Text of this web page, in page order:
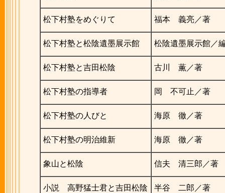
松下村塾をめぐりて 福本 義亮／著
松下村塾と松陰遺墨展示館 松陰遺墨展示館／
松下村塾と吉田松陰 古川 薫／著
松下村塾の指導者 岡 不可止／著
松下村塾の人びと 海原 徹／著
松下村塾の明治維新 海原 徹／著
象山と松陰 信夫 清三郎／著
小説 高野猛士君と吉田松陰 半谷 二郎／著